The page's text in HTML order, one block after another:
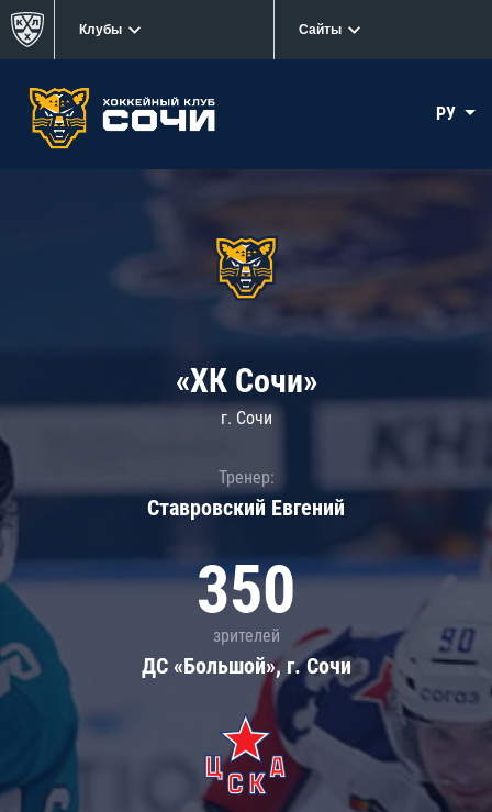
Клубы Сайты
РУ
«ХК Сочи»
г. Сочи
Тренер:
Ставровский Евгений
350
зрителей
ДС «Большой», г. Сочи